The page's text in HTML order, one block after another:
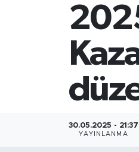
30.05.2025 - 21:37
YAYINLANMA
Politika
Bilim ve Teknoloji